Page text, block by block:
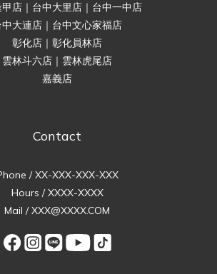
甲店｜台中大里店｜台中一中店
中大連店｜台中文心家福店
彰化店｜彰化員林店
雲林斗六店｜雲林虎尾店
嘉義店
Contact
/ XX-XXX-XXX-XXX
Hours / XXXX-XXXX
Mail / XXX@XXXX.COM